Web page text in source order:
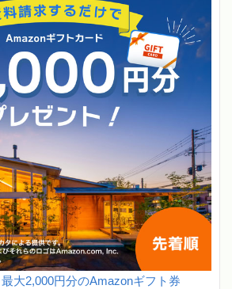
最大2,000円分のAmazonギフト券